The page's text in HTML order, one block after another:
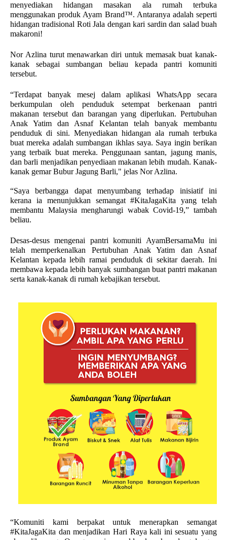
menyediakan hidangan masakan ala rumah terbuka
menggunakan produk Ayam Brand™. Antaranya adalah seperti
hidangan tradisional Roti Jala dengan kari sardin dan salad buah
makaroni!
Nor Azlina turut menawarkan diri untuk memasak buat kanak-
kanak sebagai sumbangan beliau kepada pantri komuniti
tersebut.
“Terdapat banyak mesej dalam aplikasi WhatsApp secara
berkumpulan oleh penduduk setempat berkenaan pantri
makanan tersebut dan barangan yang diperlukan. Pertubuhan
Anak Yatim dan Asnaf Kelantan telah banyak membantu
penduduk di sini. Menyediakan hidangan ala rumah terbuka
buat mereka adalah sumbangan ikhlas saya. Saya ingin berikan
yang terbaik buat mereka. Penggunaan santan, jagung manis,
dan barli menjadikan penyediaan makanan lebih mudah. Kanak-
kanak gemar Bubur Jagung Barli," jelas Nor Azlina.
“Saya berbangga dapat menyumbang terhadap inisiatif ini
kerana ia menunjukkan semangat #KitaJagaKita yang telah
membantu Malaysia mengharungi wabak Covid-19,” tambah
beliau.
Desas-desus mengenai pantri komuniti AyamBersamaMu ini
telah memperkenalkan Pertubuhan Anak Yatim dan Asnaf
Kelantan kepada lebih ramai penduduk di sekitar daerah. Ini
membawa kepada lebih banyak sumbangan buat pantri makanan
serta kanak-kanak di rumah kebajikan tersebut.
“Komuniti kami berpakat untuk menerapkan semangat
#KitaJagaKita dan menjadikan Hari Raya kali ini sesuatu yang